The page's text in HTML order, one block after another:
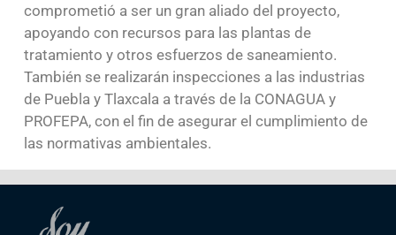
comprometió a ser un gran aliado del proyecto,
apoyando con recursos para las plantas de
tratamiento y otros esfuerzos de saneamiento.
También se realizarán inspecciones a las industrias
de Puebla y Tlaxcala a través de la CONAGUA y
PROFEPA, con el fin de asegurar el cumplimiento de
las normativas ambientales.